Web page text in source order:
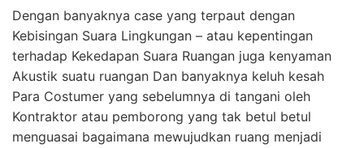
Dengan banyaknya case yang terpaut dengan
Kebisingan Suara Lingkungan – atau kepentingan
terhadap Kekedapan Suara Ruangan juga kenyaman
Akustik suatu ruangan Dan banyaknya keluh kesah
Para Costumer yang sebelumnya di tangani oleh
Kontraktor atau pemborong yang tak betul betul
menguasai bagaimana mewujudkan ruang menjadi